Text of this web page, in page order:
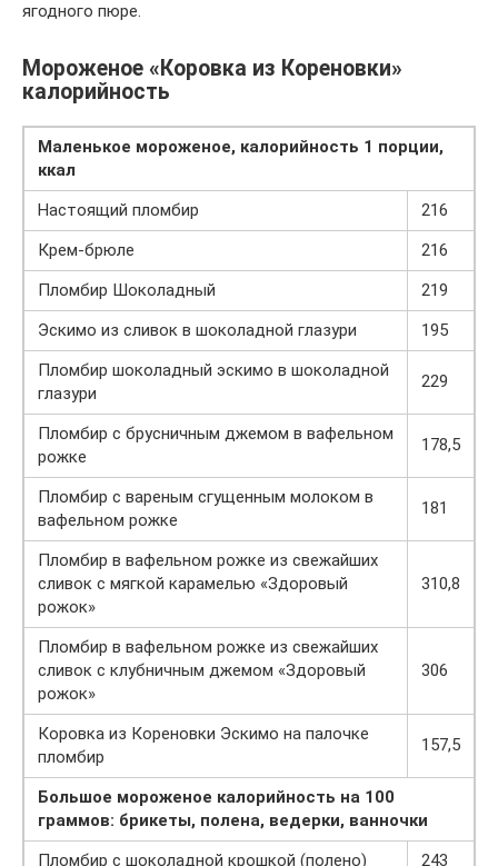
ягодного пюре.
Мороженое «Коровка из Кореновки»
калорийность
Маленькое мороженое, калорийность 1 порции,
ккал
Настоящий пломбир
216
Крем-брюле
216
Пломбир Шоколадный
219
Эскимо из сливок в шоколадной глазури
195
Пломбир шоколадный эскимо в шоколадной
глазури
229
Пломбир с брусничным джемом в вафельном
рожке
178,5
Пломбир с вареным сгущенным молоком в
вафельном рожке
181
Пломбир в вафельном рожке из свежайших
сливок с мягкой карамелью «Здоровый
рожок»
310,8
Пломбир в вафельном рожке из свежайших
сливок с клубничным джемом «Здоровый
рожок»
306
Коровка из Кореновки Эскимо на палочке
пломбир
157,5
Большое мороженое калорийность на 100
граммов: брикеты, полена, ведерки, ванночки
Пломбир с шоколадной крошкой (полено)
243